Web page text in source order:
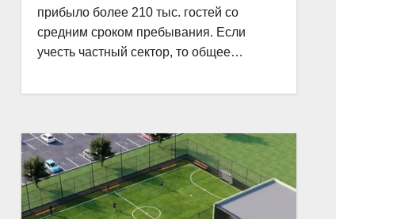
прибыло более 210 тыс. гостей со
средним сроком пребывания. Если
учесть частный сектор, то общее…